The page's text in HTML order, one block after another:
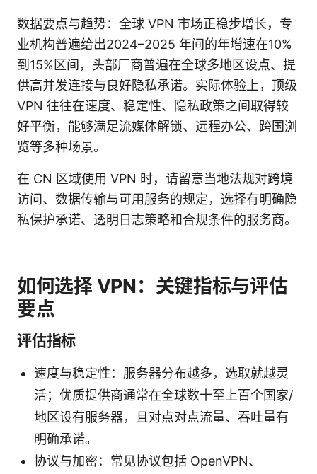
数据要点与趋势：全球 VPN 市场正稳步增长，专
业机构普遍给出2024–2025 年间的年增速在10%
到15%区间，头部厂商普遍在全球多地区设点、提
供高并发连接与良好隐私承诺。实际体验上，顶级
VPN 往往在速度、稳定性、隐私政策之间取得较
好平衡，能够满足流媒体解锁、远程办公、跨国浏
览等多种场景。
在 CN 区域使用 VPN 时，请留意当地法规对跨境
访问、数据传输与可用服务的规定，选择有明确隐
私保护承诺、透明日志策略和合规条件的服务商。
如何选择 VPN：关键指标与评估
要点
评估指标
速度与稳定性：服务器分布越多，选取就越灵
活；优质提供商通常在全球数十至上百个国家/
地区设有服务器，且对点对点流量、吞吐量有
明确承诺。
协议与加密：常见协议包括 OpenVPN、